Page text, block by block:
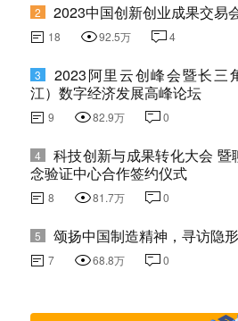
2 2023中国创新创业成果交易
18 92.5万 4
3
2023阿里云创峰会暨长三
江）数字经济发展高峰论坛
9 82.9万 0
4
科技创新与成果转化大会 暨
念验证中心合作签约仪式
8 81.7万 0
5 颂扬中国制造精神，寻访隐
7 68.8万 0